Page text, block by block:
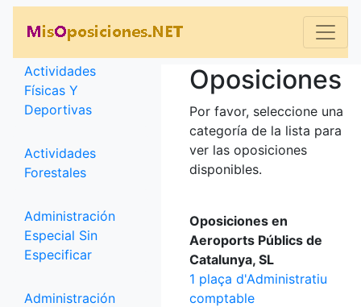
Categorías
Actividades
Físicas Y
Deportivas
Actividades
Forestales
Administración
Especial Sin
Especificar
Administración
Oposiciones
Por favor, seleccione una
categoría de la lista para
ver las oposiciones
disponibles.
Oposiciones en
Aeroports Públics de
Catalunya, SL
1 plaça d'Administratiu
comptable